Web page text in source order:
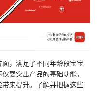
，满足了不同年龄段宝宝
要突出产品的基础功能，
来提升。了解并把握这些